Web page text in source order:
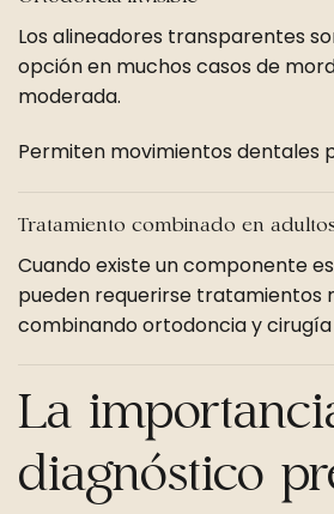
Los alineadores transparentes
opción en muchos casos de
moderada.
Permiten movimientos dentales
Tratamiento combinado en
Cuando existe un componente
pueden requerirse tratamientos
combinando ortodoncia y
La
diagnóstico